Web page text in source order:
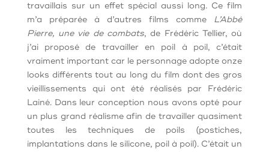
travaillais sur un effet spécial aussi long. Ce film
m’a préparée à d’autres films comme L’Abbé
Pierre, une vie de combats, de Frédéric Tellier, où
j’ai proposé de travailler en poil à poil, c’était
vraiment important car le personnage adopte onze
looks différents tout au long du film dont des gros
vieillissements qui ont été réalisés par Frédéric
Lainé. Dans leur conception nous avons opté pour
un plus grand réalisme afin de travailler quasiment
toutes les techniques de poils (postiches,
implantations dans le silicone, poil à poil). C’était un